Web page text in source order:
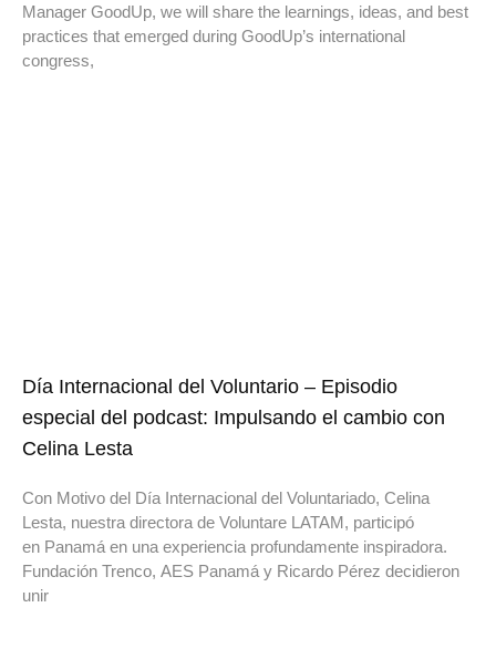
Manager GoodUp, we will share the learnings, ideas, and best
practices that emerged during GoodUp’s international
congress,
Día Internacional del Voluntario – Episodio
especial del podcast: Impulsando el cambio con
Celina Lesta
Con Motivo del Día Internacional del Voluntariado, Celina
Lesta, nuestra directora de Voluntare LATAM, participó
en Panamá en una experiencia profundamente inspiradora.
Fundación Trenco, AES Panamá y Ricardo Pérez decidieron
unir